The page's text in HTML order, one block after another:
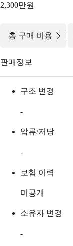
2,300만원
총 구매 비용 |
판매정보
구조 변경
-
압류/저당
-
보험 이력
미공개
소유자 변경
-